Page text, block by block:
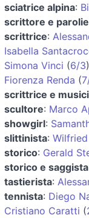
sciatrice alpina:
scrittore e
scrittrice:
Isabella
Simona Vinci (6/3)
Fiorenza Renda (
scrittrice e
scultore: Marco
showgirl:
slittinista:
storico: Gerald
storico e saggista
tastierista:
tennista: Diego
Cristiano Caratti (